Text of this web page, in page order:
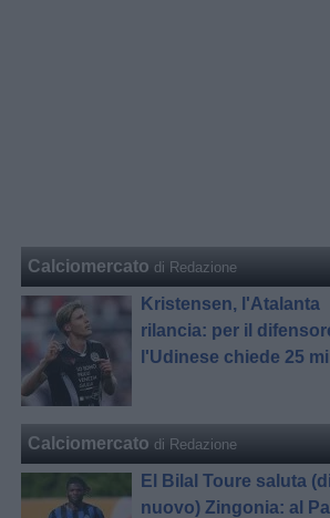
Calciomercato di Redazione
Kristensen, l'Atalanta
rilancia: per il
l'Udinese chiede 25
Calciomercato di Redazione
El Bilal Toure saluta (di
nuovo) Zingonia: al